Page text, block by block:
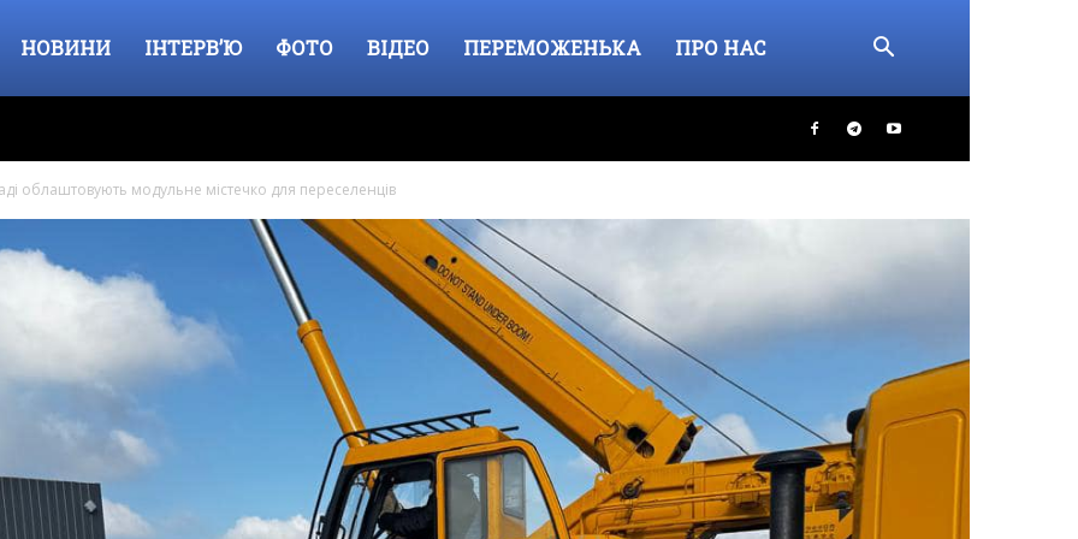
НОВИНИ ІНТЕРВ’Ю ФОТО ВІДЕО ПЕРЕМОЖЕНЬКА ПРО НАС
облаштовують модульне містечко для переселенців